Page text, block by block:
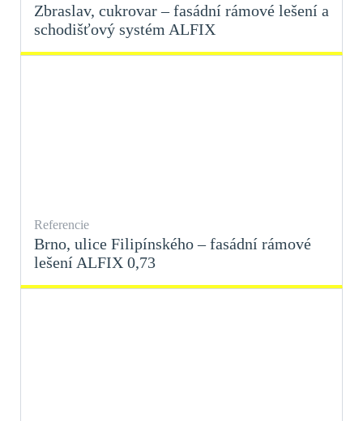
Zbraslav, cukrovar – fasádní rámové lešení a
schodišťový systém ALFIX
Referencie
Brno, ulice Filipínského – fasádní rámové
lešení ALFIX 0,73